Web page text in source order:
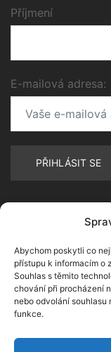
Abychom poskytli co
přístupu k informacím o
Souhlas s těmito
chování při procházení
nebo odvolání
funkce.
Příjmení
E-mailová adresa: